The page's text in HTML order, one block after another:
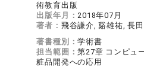
術教育出版
出版年月：2018年07月
著者： 飛谷謙介, 谿雄祐, 長
著書種別：学術書
担当範囲：第27章 コンピュ
粧品開発への応用